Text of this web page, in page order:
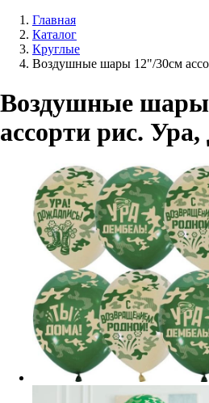
Главная
Каталог
Круглые
Воздушные шары 12"/30см
Воздушные
ассорти рис.